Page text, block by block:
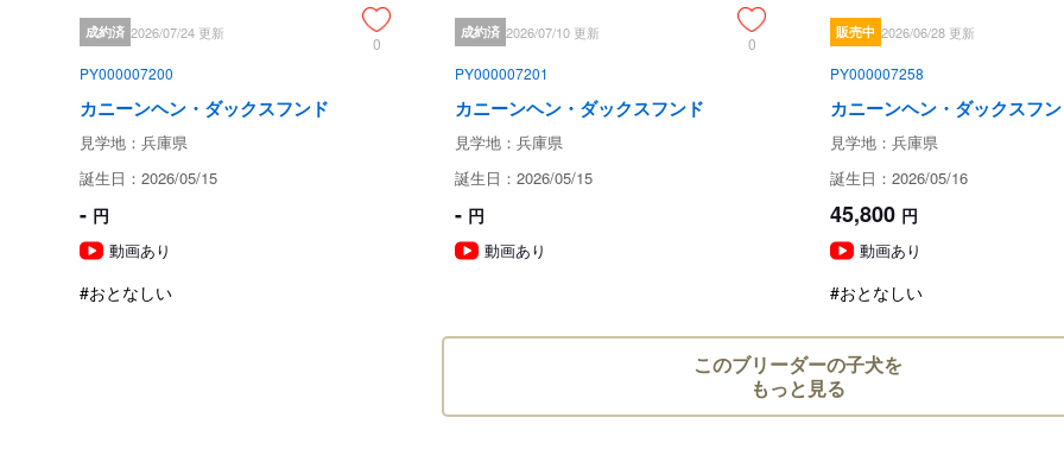
犬舎所在地
お支払い方法
予約金
見学についての注意事項
犬舎見学は可能ですが前もって
成約済 2026/07/24 更新
0
PY000007200
カニーンヘン・ダックスフンド
見学地：兵庫県
誕生日：2026/05/15
- 円
動画あり
#おとなしい
成約済 2026/07/10 更新
0
PY000007201
カニーンヘン・ダックスフンド
見学地：兵庫県
誕生日：2026/05/15
- 円
動画あり
販売中 2026/06/28 更新
PY000007258
カニーンヘン・ダックスフ
見学地：兵庫県
誕生日：2026/05/16
45,800 円
動画あり
#おとなしい
このブリーダーの子犬を
もっと見る